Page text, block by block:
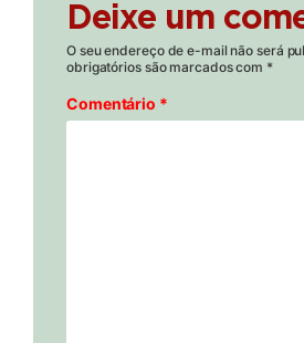
Deixe um
O seu endereço de e-mail não será
obrigatórios são marcados com *
Comentário *